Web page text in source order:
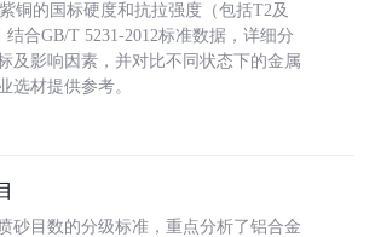
铜的国标硬度和抗拉强度（包括T2及
结合GB/T 5231-2012标准数据，详细分
及影响因素，并对比不同状态下的金属
选材提供参考。
砂目数的分级标准，重点分析了铝合金